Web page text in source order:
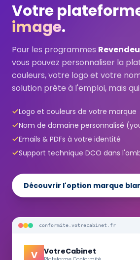
Votre
image.
Pour les programmes
vous pouvez personnaliser la
couleurs, votre logo et votre
solution prête à l'emploi, mais
Logo et couleurs de votre marque
Nom de domaine personnalisé
Emails & PDFs à votre identité
Support technique DCO dans
Découvrir l'option marque
conformite.votrecabinet.fr
V VotreCabinet